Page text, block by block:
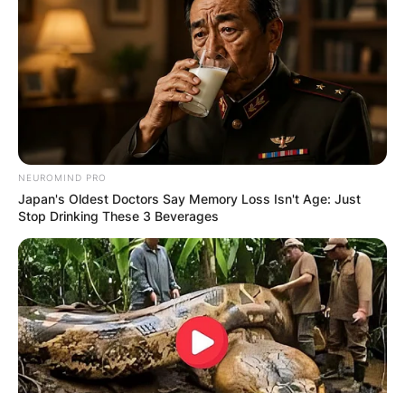
NEUROMIND PRO
Japan's Oldest Doctors Say Memory Loss Isn't Age: Just
Stop Drinking These 3 Beverages